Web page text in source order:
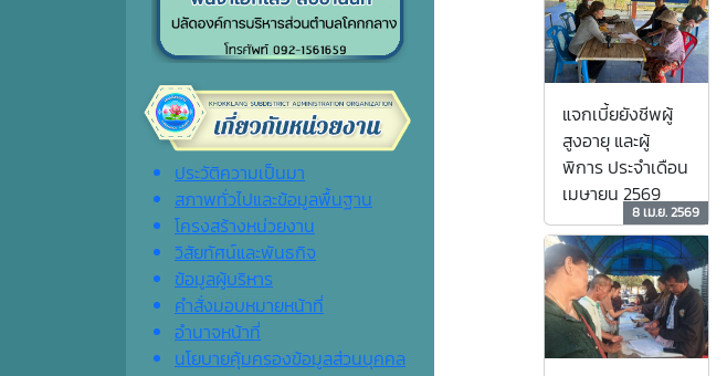
ประวัติความเป็นมา
สภาพทั่วไปและข้อมูลพื้นฐาน
โครงสร้างหน่วยงาน
วิสัยทัศน์และพันธกิจ
ข้อมูลผู้บริหาร
คำสั่งมอบหมายหน้าที่
อำนาจหน้าที่
นโยบายคุ้มครองข้อมูลส่วนบุคคล
แจกเบี้ยยังชีพผู้
สูงอายุ และผู้
พิการ ประจำเดือน
เมษายน 2569
8 เม.ย. 2569